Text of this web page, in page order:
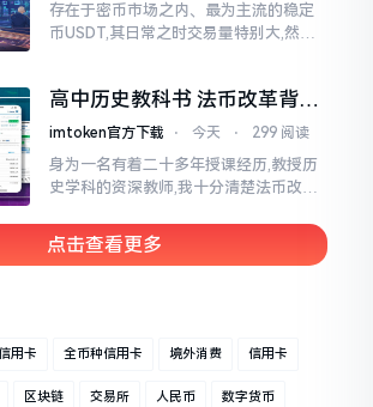
存在于密币市场之内、最为主流的稳定
币USDT,其日常之时交易量特别大,然而,
高中历史教科书 法币改革背景
内容影响详解
imtoken官方下载 ⋅ 今天 ⋅ 299 阅读
身为一名有着二十多年授课经历,教授历
史学科的资深教师,我十分清楚法币改革
段历史进程,不仅与经济制度方面发生改
变相关联
点击查看更多
用卡 全币种信用卡 境外消费 信用卡
区块链 交易所 人民币 数字货币